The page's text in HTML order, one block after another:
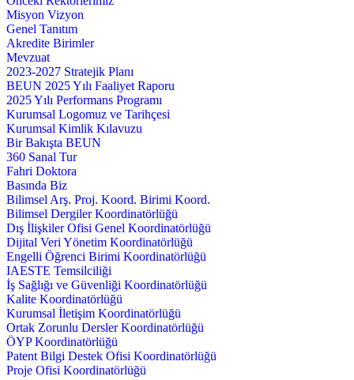
Misyon Vizyon
Genel Tanıtım
Akredite Birimler
Mevzuat
2023-2027 Stratejik Planı
BEUN 2025 Yılı Faaliyet Raporu
2025 Yılı Performans Programı
Kurumsal Logomuz ve Tarihçesi
Kurumsal Kimlik Kılavuzu
Bir Bakışta BEUN
360 Sanal Tur
Fahri Doktora
Basında Biz
Bilimsel Arş. Proj. Koord. Birimi Koord.
Bilimsel Dergiler Koordinatörlüğü
Dış İlişkiler Ofisi Genel Koordinatörlüğü
Dijital Veri Yönetim Koordinatörlüğü
Engelli Öğrenci Birimi Koordinatörlüğü
IAESTE Temsilciliği
İş Sağlığı ve Güvenliği Koordinatörlüğü
Kalite Koordinatörlüğü
Kurumsal İletişim Koordinatörlüğü
Ortak Zorunlu Dersler Koordinatörlüğü
ÖYP Koordinatörlüğü
Patent Bilgi Destek Ofisi Koordinatörlüğü
Proje Ofisi Koordinatörlüğü